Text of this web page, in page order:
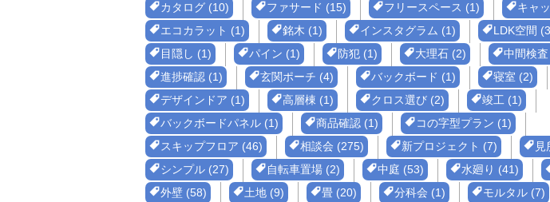
カタログ (10)
ファサード (15) フリースペース (1)
キャ
エコカラット (1)
銘木 (1) インスタグラム (1)
LDK空間
目隠し (1)
パイン (1) 防犯 (1) 大理石 (2)
中間検
進捗確認 (1)
玄関ポーチ (4) バックボード (1)
寝室 (2)
デザインドア (1)
高層棟 (1) クロス選び (2)
竣工 (1)
バックボードパネル (1)
商品確認 (1)
コの字型プラン (1)
スキップフロア (46)
相談会 (275) 新プロジェクト (7)
シンプル (27)
自転車置場 (2) 中庭 (53) 水廻り (41)
外壁 (58)
土地 (9) 畳 (20) 分科会 (1)
モルタル (7)